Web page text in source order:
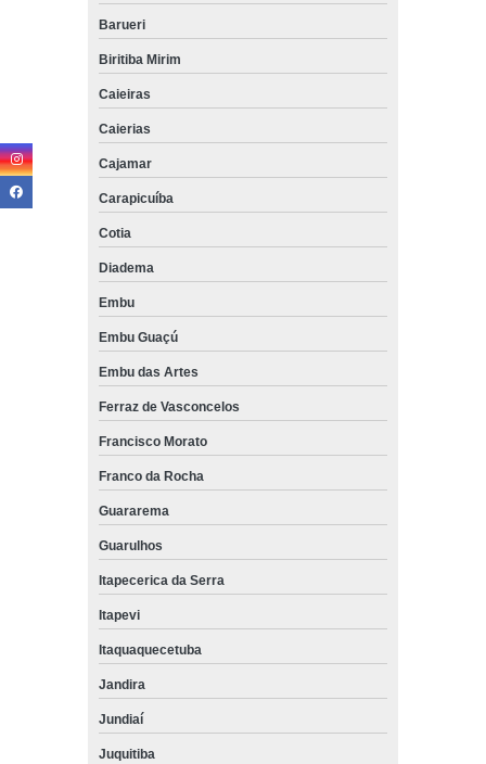
Barueri
Biritiba Mirim
Caieiras
Caierias
Cajamar
Carapicuíba
Cotia
Diadema
Embu
Embu Guaçú
Embu das Artes
Ferraz de Vasconcelos
Francisco Morato
Franco da Rocha
Guararema
Guarulhos
Itapecerica da Serra
Itapevi
Itaquaquecetuba
Jandira
Jundiaí
Juquitiba